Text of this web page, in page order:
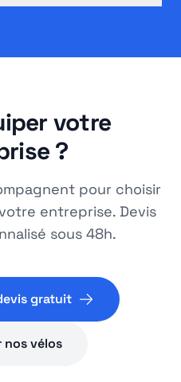
votre
?
pour choisir
entreprise. Devis
sous 48h.
gratuit
nos vélos